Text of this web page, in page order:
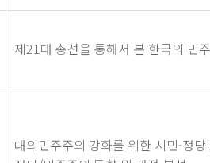
제21대 총선을 통해서 본 한국의 민
대의민주주의 강화를 위한 시민-정